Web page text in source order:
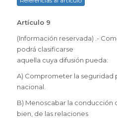
Artículo 9
(Información reservada) .-
podrá clasificarse
aquella cuya difusión pueda:
A) Comprometer la seguridad
nacional.
B) Menoscabar la conducción
bien, de las relaciones